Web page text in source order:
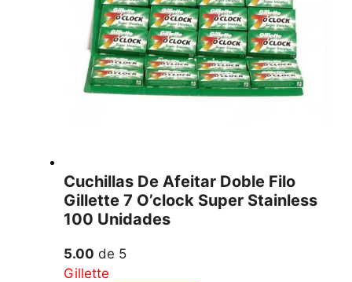
Cuchillas De Afeitar Doble Filo
Gillette 7 O’clock Super Stainless
100 Unidades
5.00 de 5
Gillette